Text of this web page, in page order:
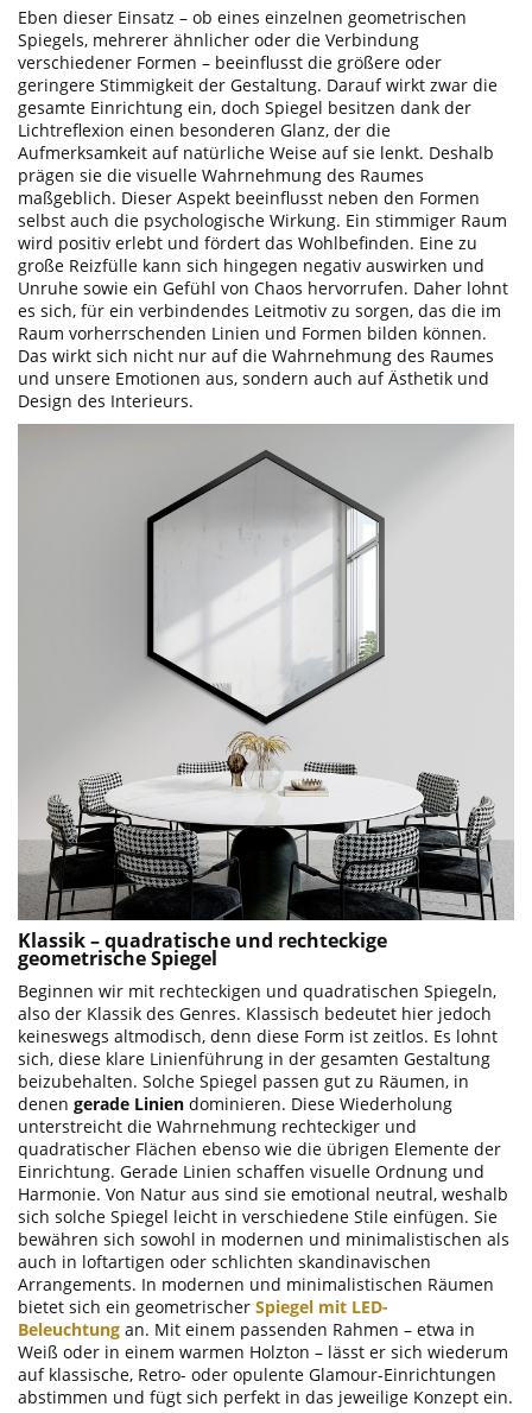
Eben dieser Einsatz – ob eines einzelnen geometrischen
Spiegels, mehrerer ähnlicher oder die Verbindung
verschiedener Formen – beeinflusst die größere oder
geringere Stimmigkeit der Gestaltung. Darauf wirkt zwar die
gesamte Einrichtung ein, doch Spiegel besitzen dank der
Lichtreflexion einen besonderen Glanz, der die
Aufmerksamkeit auf natürliche Weise auf sie lenkt. Deshalb
prägen sie die visuelle Wahrnehmung des Raumes
maßgeblich. Dieser Aspekt beeinflusst neben den Formen
selbst auch die psychologische Wirkung. Ein stimmiger Raum
wird positiv erlebt und fördert das Wohlbefinden. Eine zu
große Reizfülle kann sich hingegen negativ auswirken und
Unruhe sowie ein Gefühl von Chaos hervorrufen. Daher lohnt
es sich, für ein verbindendes Leitmotiv zu sorgen, das die im
Raum vorherrschenden Linien und Formen bilden können.
Das wirkt sich nicht nur auf die Wahrnehmung des Raumes
und unsere Emotionen aus, sondern auch auf Ästhetik und
Design des Interieurs.
Klassik – quadratische und rechteckige
geometrische Spiegel
Beginnen wir mit rechteckigen und quadratischen Spiegeln,
also der Klassik des Genres. Klassisch bedeutet hier jedoch
keineswegs altmodisch, denn diese Form ist zeitlos. Es lohnt
sich, diese klare Linienführung in der gesamten Gestaltung
beizubehalten. Solche Spiegel passen gut zu Räumen, in
denen gerade Linien dominieren. Diese Wiederholung
unterstreicht die Wahrnehmung rechteckiger und
quadratischer Flächen ebenso wie die übrigen Elemente der
Einrichtung. Gerade Linien schaffen visuelle Ordnung und
Harmonie. Von Natur aus sind sie emotional neutral, weshalb
sich solche Spiegel leicht in verschiedene Stile einfügen. Sie
bewähren sich sowohl in modernen und minimalistischen als
auch in loftartigen oder schlichten skandinavischen
Arrangements. In modernen und minimalistischen Räumen
bietet sich ein geometrischer Spiegel mit LED-
Beleuchtung an. Mit einem passenden Rahmen – etwa in
Weiß oder in einem warmen Holzton – lässt er sich wiederum
auf klassische, Retro- oder opulente Glamour-Einrichtungen
abstimmen und fügt sich perfekt in das jeweilige Konzept ein.